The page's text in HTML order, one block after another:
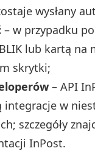
wysłany
– w przypadku
lub kartą na
skrytki;
– API
integracje w
szczegóły
InPost.